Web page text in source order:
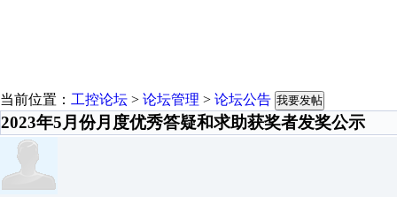
当前位置： 工控论坛 > 论坛管理 > 论坛公告 我要发帖
2023年5月份月度优秀答疑和求助获奖者发奖公示